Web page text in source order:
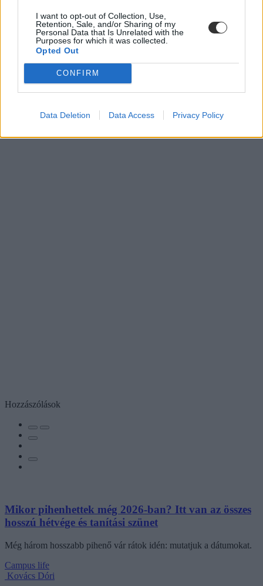
I want to opt-out of Collection, Use,
Retention, Sale, and/or Sharing of my
Personal Data that Is Unrelated with the
Purposes for which it was collected.
Opted Out
CONFIRM
Data Deletion Data Access Privacy Policy
Hozzászólások
Mikor pihenhettek még 2026-ban? Itt van az összes
hosszú hétvége és tanítási szünet
Még három hosszabb pihenő vár rátok idén: mutatjuk a dátumokat.
Campus life
Kovács Dóri